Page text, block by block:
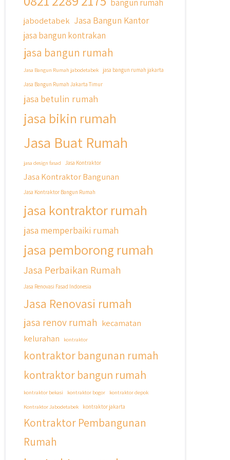
Cicilan ?? 🤗
Untuk informasi lebih lanjut terkait
program cicilan ini temen temen bisa
langsung klik link di bio yaa
#jasabangunrumahjakarta
#jasarenovasirumahjakarta
#kontraktorbangunan
#kontraktorbangunanrumah
#kontraktorbangunanjakarta
#kontraktorinteriorjakarta
#jasarenovasirumahbekasi
#jasadesainrumahmurah
#jasadesainrumahjakarta
#jasabangunrumahjabodetabek
bangun rumah
jabodetabek Jasa Bangun Kantor
jasa bangun kontrakan
jasa bangun rumah
Jasa Bangun Rumah jabodetabek
jasa bangun rumah jakarta
Jasa Bangun Rumah Jakarta Timur
jasa betulin rumah
jasa bikin rumah
Jasa Buat Rumah
jasa design fasad Jasa Kontraktor
Jasa Kontraktor Bangunan
Jasa Kontraktor Bangun Rumah
jasa kontraktor rumah
jasa memperbaiki rumah
jasa pemborong rumah
Jasa Perbaikan Rumah
Jasa Renovasi Fasad Indonesia
Jasa Renovasi rumah
jasa renov rumah kecamatan
kelurahan
kontraktor
kontraktor bangunan rumah
kontraktor bangun rumah
kontraktor bekasi kontraktor bogor
kontraktor depok
Kontraktor Jabodetabek
kontraktor jakarta
Kontraktor Pembangunan
Rumah